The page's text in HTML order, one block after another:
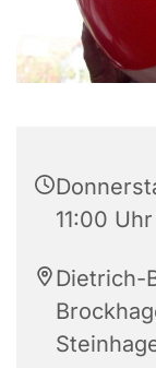
11:00 Uhr
Dietrich-